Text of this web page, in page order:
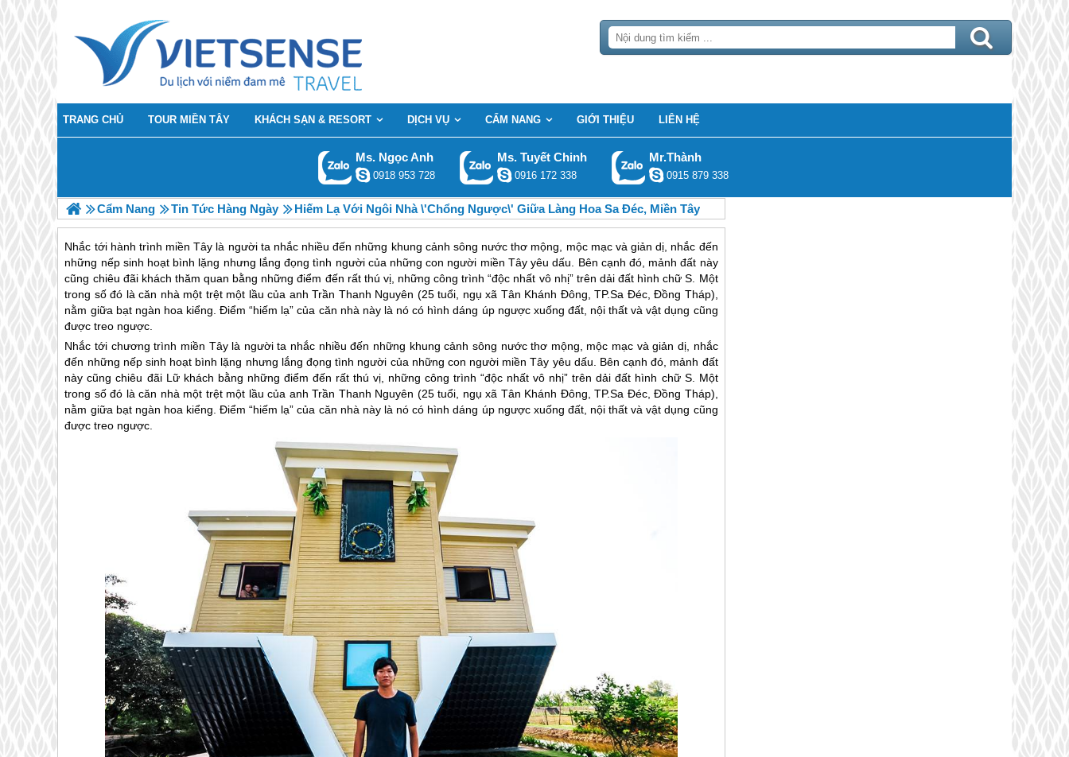
TRANG CHỦ TOUR MIỀN TÂY KHÁCH SẠN & RESORT DỊCH VỤ CẨM NANG GIỚI THIỆU LIÊN HỆ
Ms. Ngọc Anh
0918 953 728
Ms. Tuyết Chinh
0916 172 338
Mr.Thành
0915 879 338
Cẩm Nang Tin Tức Hàng Ngày Hiếm Lạ Với Ngôi Nhà \'chổng Ngược\' Giữa Làng Hoa Sa Đéc, Miền Tây
Nhắc tới hành trình miền Tây là người ta nhắc nhiều đến những khung cảnh sông nước thơ mộng, mộc mạc và giản dị, nhắc đến
những nếp sinh hoạt bình lặng nhưng lắng đọng tình người của những con người miền Tây yêu dấu. Bên cạnh đó, mảnh đất này
cũng chiêu đãi khách thăm quan bằng những điểm đến rất thú vị, những công trình “độc nhất vô nhị” trên dải đất hình chữ S. Một
trong số đó là căn nhà một trệt một lầu của anh Trần Thanh Nguyên (25 tuổi, ngụ xã Tân Khánh Đông, TP.Sa Đéc, Đồng Tháp),
nằm giữa bạt ngàn hoa kiểng. Điểm “hiếm lạ” của căn nhà này là nó có hình dáng úp ngược xuống đất, nội thất và vật dụng cũng
được treo ngược.
Nhắc tới chương trình miền Tâylà người ta nhắc nhiều đến những khung cảnh sông nước thơ mộng, mộc mạc và giản dị, nhắc
đến những nếp sinh hoạt bình lặng nhưng lắng đọng tình người của những con người miền Tây yêu dấu. Bên cạnh đó, mảnh đất
này cũng chiêu đãi Lữ khách bằng những điểm đến rất thú vị, những công trình “độc nhất vô nhị” trên dải đất hình chữ S. Một
trong số đó là căn nhà một trệt một lầu của anh Trần Thanh Nguyên (25 tuổi, ngụ xã Tân Khánh Đông, TP.Sa Đéc, Đồng Tháp),
nằm giữa bạt ngàn hoa kiểng. Điểm “hiếm lạ” của căn nhà này là nó có hình dáng úp ngược xuống đất, nội thất và vật dụng cũng
được treo ngược.